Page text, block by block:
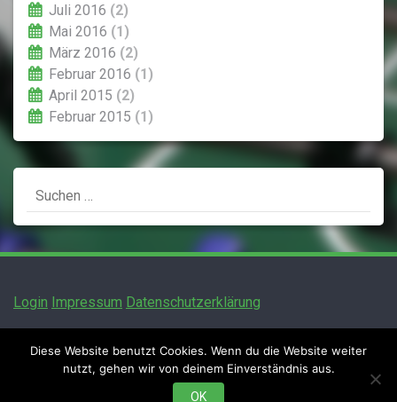
Juli 2016 (2)
Mai 2016 (1)
März 2016 (2)
Februar 2016 (1)
April 2015 (2)
Februar 2015 (1)
Suchen
nach:
Login Impressum Datenschutzerklärung
TFC Bamberg e.V.
Diese Website benutzt Cookies. Wenn du die Website weiter
nutzt, gehen wir von deinem Einverständnis aus.
OK